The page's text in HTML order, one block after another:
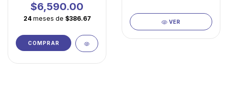
$6,590.00
24 meses de $386.67
COMPRAR
facilidad de juego
VER